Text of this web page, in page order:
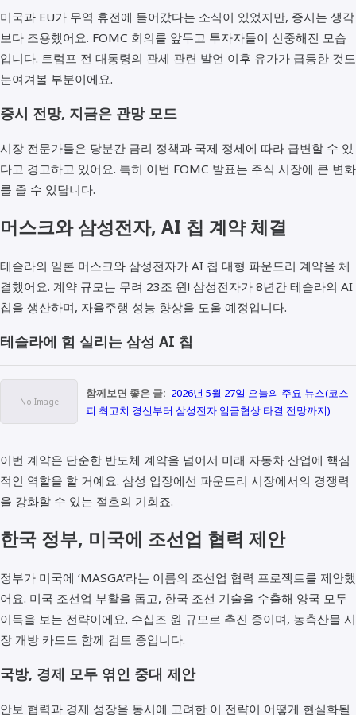
미국과 EU가 무역 휴전에 들어갔다는 소식이 있었지만, 증시는 생각
보다 조용했어요. FOMC 회의를 앞두고 투자자들이 신중해진 모습
입니다. 트럼프 전 대통령의 관세 관련 발언 이후 유가가 급등한 것도
눈여겨볼 부분이에요.
증시 전망, 지금은 관망 모드
시장 전문가들은 당분간 금리 정책과 국제 정세에 따라 급변할 수 있
다고 경고하고 있어요. 특히 이번 FOMC 발표는 주식 시장에 큰 변화
를 줄 수 있답니다.
머스크와 삼성전자, AI 칩 계약 체결
테슬라의 일론 머스크와 삼성전자가 AI 칩 대형 파운드리 계약을 체
결했어요. 계약 규모는 무려 23조 원! 삼성전자가 8년간 테슬라의 AI
칩을 생산하며, 자율주행 성능 향상을 도울 예정입니다.
테슬라에 힘 실리는 삼성 AI 칩
함께보면 좋은 글: 2026년 5월 27일 오늘의 주요 뉴스(코스
피 최고치 경신부터 삼성전자 임금협상 타결 전망까지)
이번 계약은 단순한 반도체 계약을 넘어서 미래 자동차 산업에 핵심
적인 역할을 할 거예요. 삼성 입장에선 파운드리 시장에서의 경쟁력
을 강화할 수 있는 절호의 기회죠.
한국 정부, 미국에 조선업 협력 제안
정부가 미국에 ‘MASGA’라는 이름의 조선업 협력 프로젝트를 제안했
어요. 미국 조선업 부활을 돕고, 한국 조선 기술을 수출해 양국 모두
이득을 보는 전략이에요. 수십조 원 규모로 추진 중이며, 농축산물 시
장 개방 카드도 함께 검토 중입니다.
국방, 경제 모두 엮인 중대 제안
안보 협력과 경제 성장을 동시에 고려한 이 전략이 어떻게 현실화될